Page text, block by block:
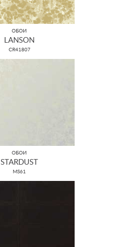
ОБОИ
LANSON
CR41807
ОБОИ
STARDUST
MS61